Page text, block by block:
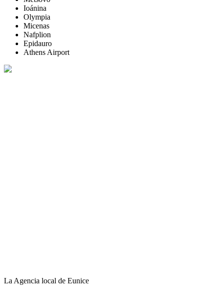
Ioánina
Olympia
Micenas
Nafplion
Epidauro
Athens Airport
La Agencia local de Eunice